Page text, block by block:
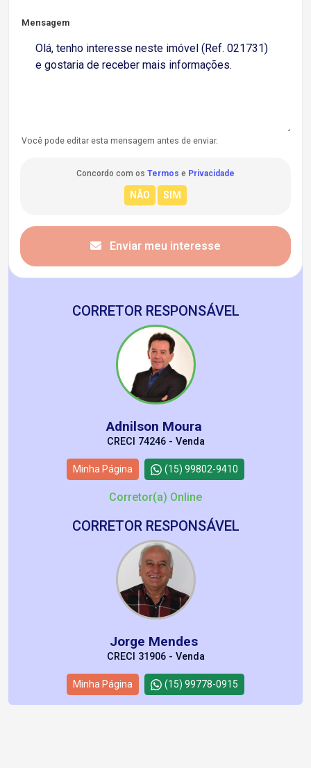
Mensagem
Você pode editar esta mensagem antes de enviar.
Concordo com os Termos e Privacidade
Enviar meu interesse
CORRETOR RESPONSÁVEL
Adnilson Moura
CRECI 74246 - Venda
Minha Página (15) 99802-9410
Corretor(a) Online
CORRETOR RESPONSÁVEL
Jorge Mendes
CRECI 31906 - Venda
Minha Página (15) 99778-0915